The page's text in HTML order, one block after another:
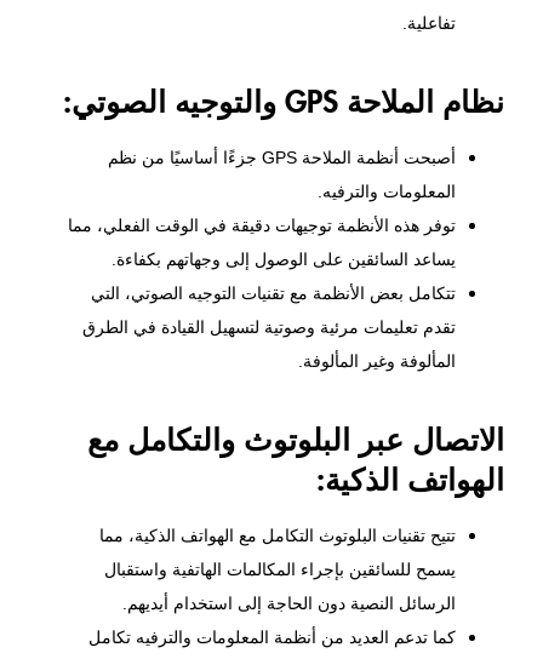
تفاعلية.
نظام الملاحة GPS والتوجيه الصوتي:
أصبحت أنظمة الملاحة GPS جزءًا أساسيًا من نظم
المعلومات والترفيه.
توفر هذه الأنظمة توجيهات دقيقة في الوقت الفعلي، مما
يساعد السائقين على الوصول إلى وجهاتهم بكفاءة.
تتكامل بعض الأنظمة مع تقنيات التوجيه الصوتي، التي
تقدم تعليمات مرئية وصوتية لتسهيل القيادة في الطرق
المألوفة وغير المألوفة.
الاتصال عبر البلوتوث والتكامل مع
الهواتف الذكية:
تتيح تقنيات البلوتوث التكامل مع الهواتف الذكية، مما
يسمح للسائقين بإجراء المكالمات الهاتفية واستقبال
الرسائل النصية دون الحاجة إلى استخدام أيديهم.
كما تدعم العديد من أنظمة المعلومات والترفيه تكامل